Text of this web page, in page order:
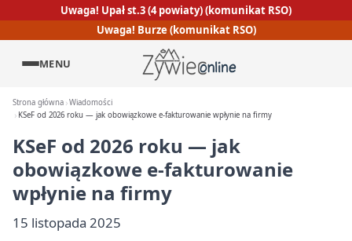
Uwaga! Upał st.3 (4 powiaty) (komunikat RSO)
Uwaga! Burze (komunikat RSO)
MENU
Strona główna Wiadomości
KSeF od 2026 roku — jak obowiązkowe e‑fakturowanie wpłynie na firmy
KSeF od 2026 roku — jak
obowiązkowe e‑fakturowanie
wpłynie na firmy
15 listopada 2025